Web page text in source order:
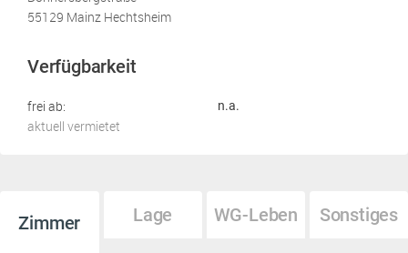
55129 Mainz Hechtsheim
Verfügbarkeit
frei ab: n.a.
aktuell vermietet
Zimmer Lage WG-Leben Sonstiges